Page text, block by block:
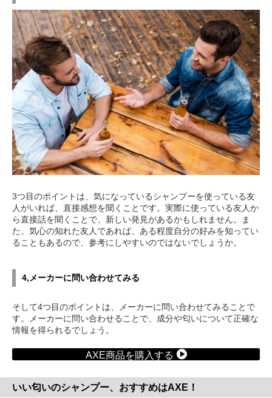
3つ目のポイントは、気になっているシャンプーを使っている友
人がいれば、直接感想を聞くことです。実際に使っている友人か
ら直接話を聞くことで、新しい発見があるかもしれません。ま
た、気心の知れた友人であれば、ある程度自分の好みを知ってい
ることもあるので、参考にしやすいのではないでしょうか。
4,メーカーに問い合わせてみる
そして4つ目のポイントは、メーカーに問い合わせてみることで
す。メーカーに問い合わせることで、成分や匂いについて正確な
情報を得られるでしょう。
AXE商品を購入する
いい匂いのシャンプー、おすすめはAXE！